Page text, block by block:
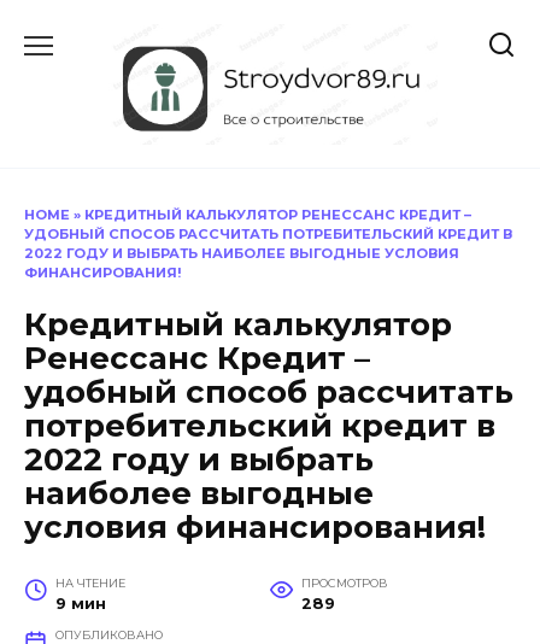
содержанию
HOME » КРЕДИТНЫЙ КАЛЬКУЛЯТОР РЕНЕССАНС КРЕДИТ –
УДОБНЫЙ СПОСОБ РАССЧИТАТЬ ПОТРЕБИТЕЛЬСКИЙ КРЕДИТ В
2022 ГОДУ И ВЫБРАТЬ НАИБОЛЕЕ ВЫГОДНЫЕ УСЛОВИЯ
ФИНАНСИРОВАНИЯ!
Кредитный калькулятор
Ренессанс Кредит –
удобный способ рассчитать
потребительский кредит в
2022 году и выбрать
наиболее выгодные
условия финансирования!
НА ЧТЕНИЕ
9 мин
ПРОСМОТРОВ
289
ОПУБЛИКОВАНО